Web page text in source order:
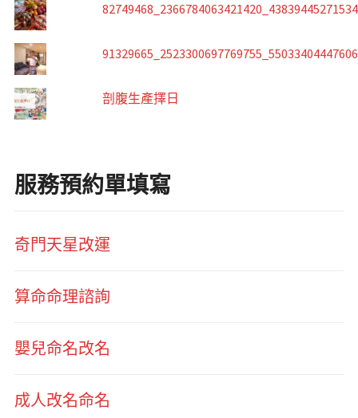
剖腹生產擇日
服務預約單填寫
奇門天星改運
算命命理諮詢
嬰兒命名改名
成人改名命名